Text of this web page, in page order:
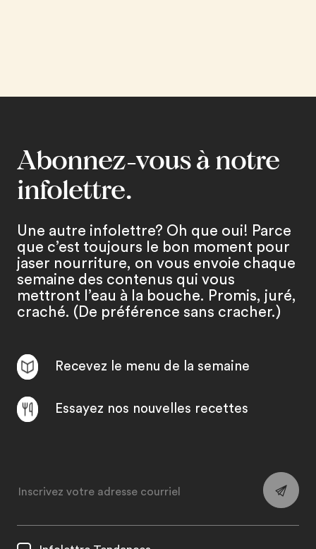
Abonnez-vous à notre
infolettre.
Une autre infolettre? Oh que oui! Parce
que c’est toujours le bon moment pour
jaser nourriture, on vous envoie chaque
semaine des contenus qui vous
mettront l’eau à la bouche. Promis, juré,
craché. (De préférence sans cracher.)
Recevez le menu de la semaine
Essayez nos nouvelles recettes